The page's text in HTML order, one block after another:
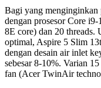
Bagi yang menginginkan
dengan prosesor Core
8E core) dan 20 threads.
optimal, Aspire 5 Slim
dengan desain air inlet
sebesar 8-10%. Varian
fan (Acer TwinAir